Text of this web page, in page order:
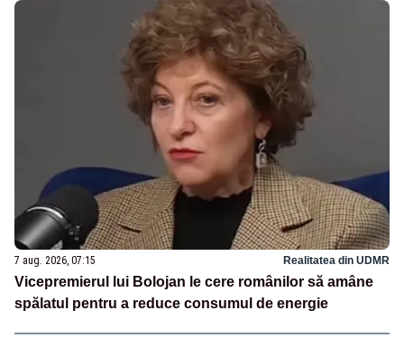
7 aug. 2026, 07:15 Realitatea din UDMR
Vicepremierul lui Bolojan le cere românilor să amâne
spălatul pentru a reduce consumul de energie